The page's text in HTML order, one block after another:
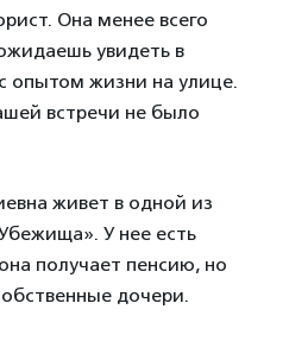
Она менее всего
увидеть в
жизни на улице.
встречи не было
живет в одной из
У нее есть
получает пенсию, но
дочери.